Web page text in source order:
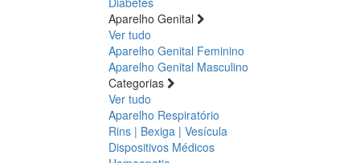
Aparelho Genital
Ver tudo
Aparelho Genital Feminino
Aparelho Genital Masculino
Categorias
Ver tudo
Aparelho Respiratório
Rins | Bexiga | Vesícula
Dispositivos Médicos